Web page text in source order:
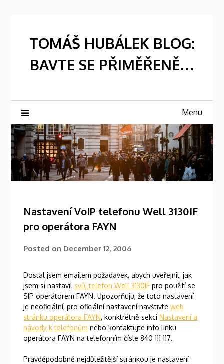
TOMÁŠ HUBÁLEK BLOG:
BAVTE SE PŘIMĚŘENĚ…
Menu
Nastavení VoIP telefonu Well 3130IF
pro operátora FAYN
Posted on December 12, 2006
Dostal jsem emailem požadavek, abych uveřejnil, jak
jsem si nastavilsvůj telefon Well 3130IF pro použití se
SIP operátorem FAYN. Upozorňuju, že toto nastavení
je neoficiální, pro oficiální nastavení navštivteweb
stránku operátora FAYN, konktrétně sekciNastavení a
návody k telefonům nebo kontaktujte info linku
operátora FAYN na telefonním čísle 840 111 117.
Pravděpodobně nejdůležitější stránkou je nastavení